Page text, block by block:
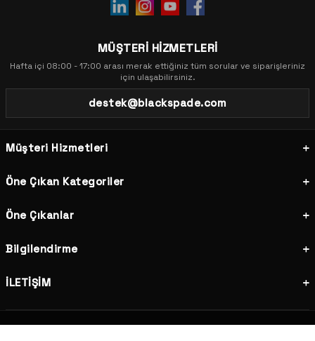
MÜŞTERİ HİZMETLERİ
Hafta içi 08:00 - 17:00 arası merak ettiğiniz tüm sorular ve siparişleriniz
için ulaşabilirsiniz.
destek@blackspade.com
Müşteri Hizmetleri
Öne Çıkan Kategoriler
Öne Çıkanlar
Bilgilendirme
İLETİŞİM